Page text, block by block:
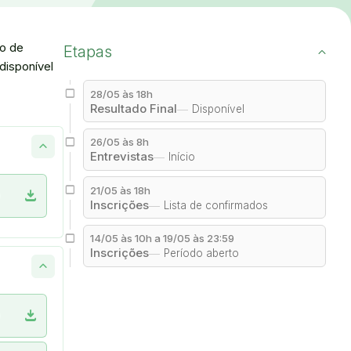
de
download
download
Etapas
28/05 às 18h
Resultado Final Disponível
26/05 às 8h
Entrevistas Início
21/05 às 18h
Inscrições Lista de confirmados
14/05 às 10h a 19/05 às 23:59
Inscrições Período aberto